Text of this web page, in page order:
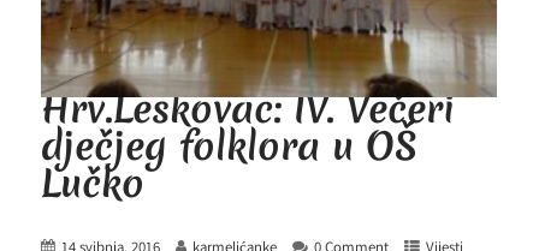
Hrv.Leskovac: IV. Večeri
dječjeg folklora u OŠ
Lučko
14 svibnja, 2016 karmelićanke 0 Comment Vijesti